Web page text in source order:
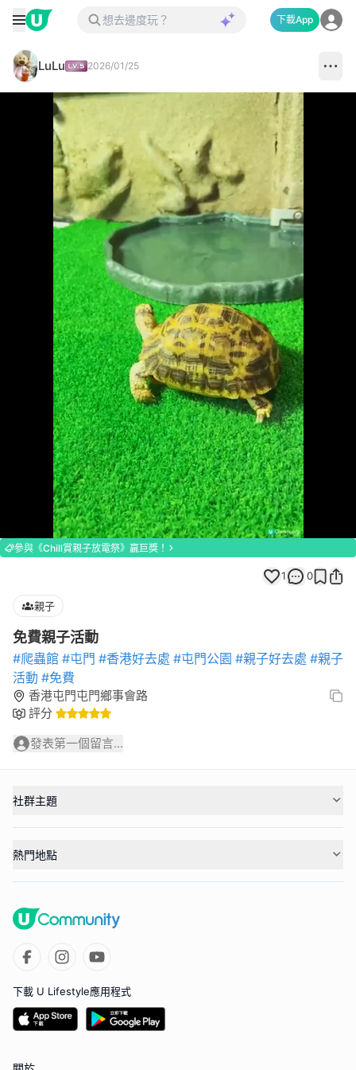
下載App
LuLu 2026/01/25
Loaded:
100.00%
參與《Chill賞親子放電祭》贏巨獎！
1 0
親子
免費親子活動
#爬蟲館 #屯門 #香港好去處 #屯門公園 #親子好去處 #親子
活動 #免費
香港屯門屯門鄉事會路
評分
發表第一個留言...
社群主題
熱門地點
下載 U Lifestyle應用程式